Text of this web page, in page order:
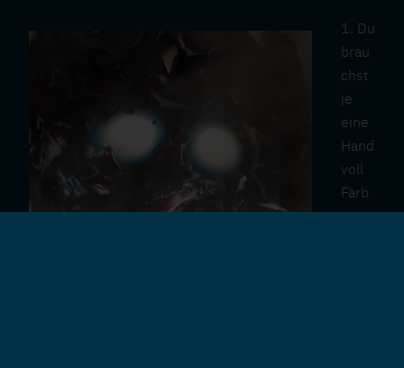
1. Du
brau
chst
je
eine
Hand
voll
Färb
emat